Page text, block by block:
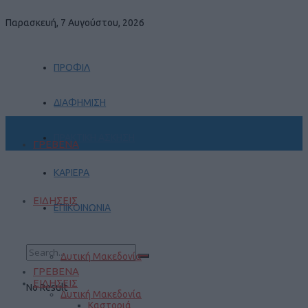
Παρασκευή, 7 Αυγούστου, 2026
ΠΡΟΦΙΛ
ΔΙΑΦΗΜΙΣΗ
ΚΑΡΙΕΡΑ
ΕΠΙΚΟΙΝΩΝΙΑ
No Result
ΓΡΕΒΕΝΑ
ΕΙΔΗΣΕΙΣ
Δυτική Μακεδονία
ΓΡΕΒΕΝΑ
ΕΙΔΗΣΕΙΣ
Δυτική Μακεδονία
Καστοριά